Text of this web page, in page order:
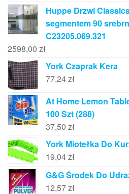
Huppe Drzwi
segmentem 90
C23205.069.321
2598,00 zł
York Czaprak Kera
77,24zł
At Home Lemon
100 Szt (288)
37,50 zł
York Miotełka Do
19,04zł
G&G Środek Do
12,57zł